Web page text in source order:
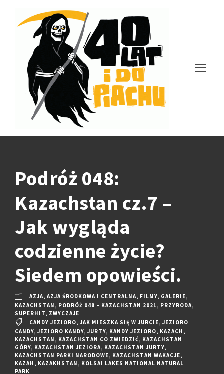
Podróż 048:
Kazachstan cz.7 –
Jak wygląda
codzienne życie?
Siedem opowieści.
AZJA, AZJA ŚRODKOWA I CENTRALNA, FILMY, GALERIE,
KAZACHSTAN , PODRÓŻ 048 – KAZACHSTAN 2021 , PRZYRODA,
SUPERHIT, ZWYCZAJE
CANDY JEZIORO, JAK MIESZKA SIĘ W JURCIE, JEZIORO
CANDY, JEZIORO KANDY, JURTY, KANDY JEZIORO, KAZACH ,
KAZACHSTAN , KAZACHSTAN CO ZWIEDZIĆ, KAZACHSTAN
GÓRY, KAZACHSTAN JEZIORA, KAZACHSTAN JURTY,
KAZACHSTAN PARKI NARODOWE, KAZACHSTAN WAKACJE,
KAZAH , KAZAKHSTAN , KOLSAI LAKES NATIONAL NATURAL
PARK